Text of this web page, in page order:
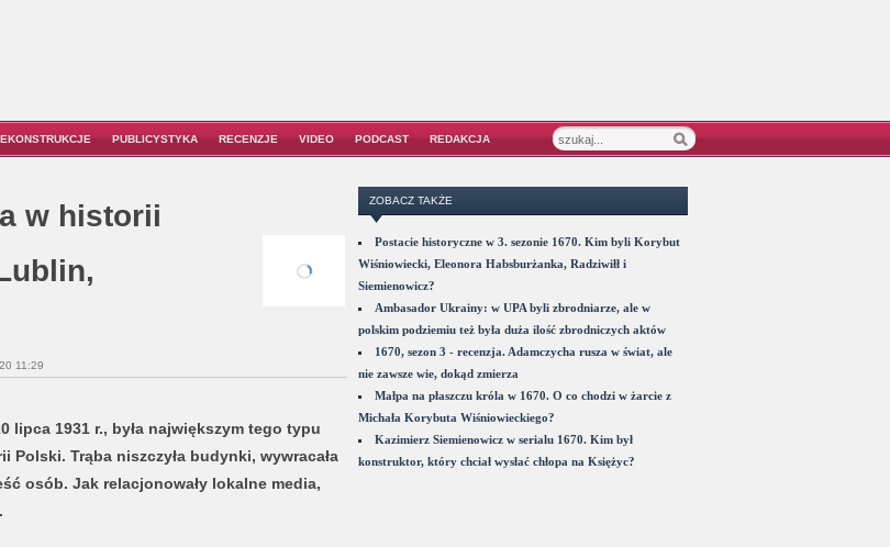
PUBLICYSTYKA RECENZJE VIDEO PODCAST REDAKCJA
w historii
11:29
lipca 1931 r., była największym tego typu
Polski. Trąba niszczyła budynki, wywracała
osób. Jak relacjonowały lokalne media,
ZOBACZ TAKŻE
Postacie historyczne w 3. sezonie 1670. Kim byli Korybut
Wiśniowiecki, Eleonora Habsburżanka, Radziwiłł i
Siemienowicz?
Ambasador Ukrainy: w UPA byli zbrodniarze, ale w
polskim podziemiu też była duża ilość zbrodniczych aktów
1670, sezon 3 - recenzja. Adamczycha rusza w świat, ale
nie zawsze wie, dokąd zmierza
Małpa na płaszczu króla w 1670. O co chodzi w żarcie z
Michała Korybuta Wiśniowieckiego?
Kazimierz Siemienowicz w serialu 1670. Kim był
konstruktor, który chciał wysłać chłopa na Księżyc?